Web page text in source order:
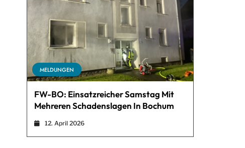
MELDUNGEN
FW-BO: Einsatzreicher Samstag Mit
Mehreren Schadenslagen In Bochum
12. April 2026